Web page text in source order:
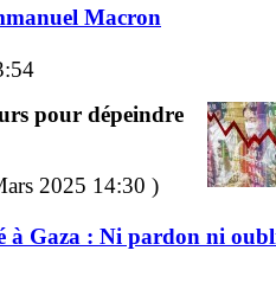
Macron
pour dépeindre
2025 14:30 )
à Gaza : Ni pardon ni